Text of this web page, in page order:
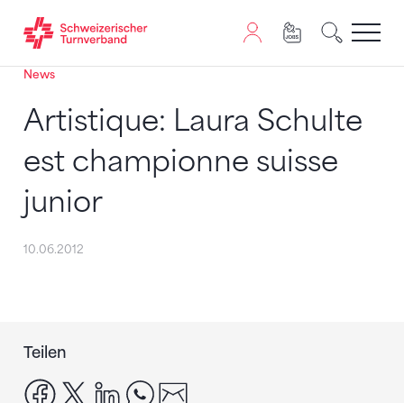
Zum Inhalt springen
Zur Sitemap navigieren
Zum Navigieren dieser Seite wird JavaScript benötigt.
News
Artistique: Laura Schulte
est championne suisse
junior
10.06.2012
Teilen
facebook
x linkedinwhatsapp